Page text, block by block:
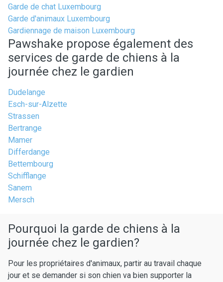
Garde de chat Luxembourg
Garde d'animaux Luxembourg
Gardiennage de maison Luxembourg
Pawshake propose également des
services de garde de chiens à la
journée chez le gardien
Dudelange
Esch-sur-Alzette
Strassen
Bertrange
Mamer
Differdange
Bettembourg
Schifflange
Sanem
Mersch
Pourquoi la garde de chiens à la
journée chez le gardien?
Pour les propriétaires d'animaux, partir au travail chaque
jour et se demander si son chien va bien supporter la